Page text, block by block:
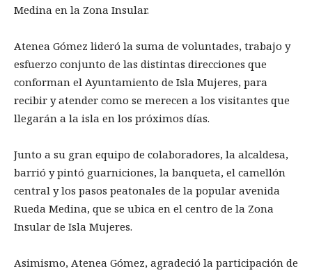
Medina en la Zona Insular.
Atenea Gómez lideró la suma de voluntades, trabajo y
esfuerzo conjunto de las distintas direcciones que
conforman el Ayuntamiento de Isla Mujeres, para
recibir y atender como se merecen a los visitantes que
llegarán a la isla en los próximos días.
Junto a su gran equipo de colaboradores, la alcaldesa,
barrió y pintó guarniciones, la banqueta, el camellón
central y los pasos peatonales de la popular avenida
Rueda Medina, que se ubica en el centro de la Zona
Insular de Isla Mujeres.
Asimismo, Atenea Gómez, agradeció la participación de